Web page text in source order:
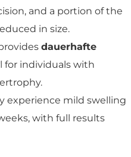
and a portion of the
in size.
dauerhafte
for individuals with
experience mild swelling
with full results